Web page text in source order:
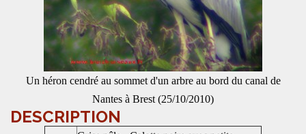
Un héron cendré au sommet d'un arbre au bord du canal de
Nantes à Brest (25/10/2010)
DESCRIPTION